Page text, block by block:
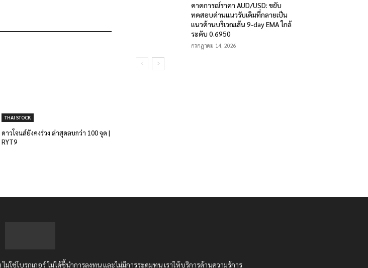
THAI STOCK
ดาวโจนส์ยังคงร่วง ล่าสุดลบกว่า 100 จุด |
RYT9
คาดการณ์ราคา AUD/USD: ขยับ
ทดสอบด่านแนวรับเดิมที่กลายเป็น
แนวต้านบริเวณเส้น 9-day EMA ใกล้
ระดับ 0.6950
กรกฎาคม 14, 2026
ม่ใช่โบรกเกอร์ ไม่ได้ชี้นำการลงทุน และไม่มีการระดมทุน เราให้บริการด้านความรู้การ